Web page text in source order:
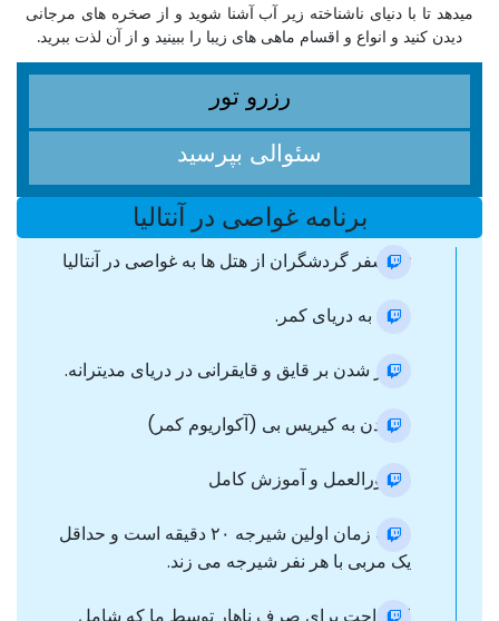
میدهد تا با دنیای ناشناخته زیر آب آشنا شوید و از صخره های مرجانی
دیدن کنید و انواع و اقسام ماهی های زیبا را ببینید و از آن لذت ببرید.
رزرو تور
سئوالی بپرسید
برنامه غواصی در آنتالیا
ترانسفر گردشگران از هتل ها به غواصی در آنتالیا
ورود به دریای کمر.
سوار شدن بر قایق و قایقرانی در دریای مدیترانه.
رسیدن به کیریس بی (آکواریوم کمر)
دستورالعمل و آموزش کامل
مدت زمان اولین شیرجه ۲۰ دقیقه است و حداقل
یک مربی با هر نفر شیرجه می زند.